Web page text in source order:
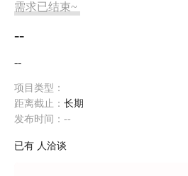
需求已结束~
--
--
项目类型：
距离截止： 长期
发布时间：--
已有 人洽谈